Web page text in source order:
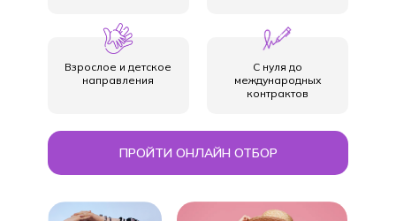
С нуля до
международных
контрактов
Взрослое и детское
направления
ПРОЙТИ ОНЛАЙН ОТБОР